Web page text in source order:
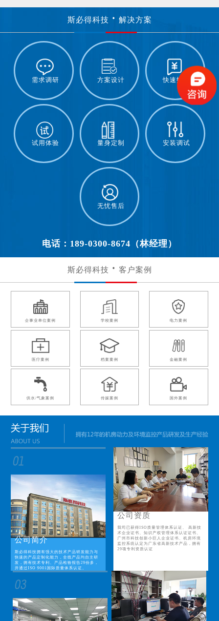
斯必得科技 解决方案
需求调研 方案设计 快速报价
试用体验 量身定制 安装调试
无忧售后
电话：189-0300-8674（林经理）
斯必得科技 客户案例
企事业单位案例 学校案例 电力案例
医疗案例 档案案例 金融案例
供水/气象案例 传媒案例 国外案例
公司简介
斯必得科技拥有强大的技术产品研发能力与
快速的产品定制化能力，全线产品均自主研
发，拥有技术专利、产品检验报告29份多，
并通过ISO 9001国际质量体系认证。
公司资质
我司已获得ISO质量管理体系认证、 高新技
术企业证书、知识产权管理体系认证证书、
广州市科技创新小巨人企业证书、机房环境
监控系统认定为广东省高新技术产品，拥有
29项专利资质认证